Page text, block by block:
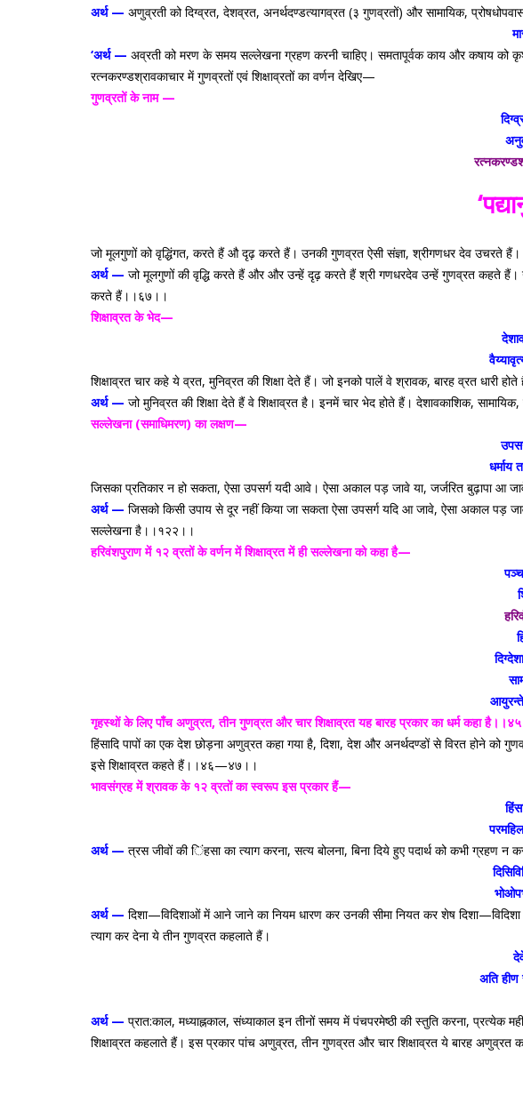
अर्थ — अणुव्रती को दिग्व्रत, देशव्रत, अनर्थदण्डत्यागव्रत (३ गुणव्रतों) और सामायिक,
‘अर्थ — अव्रती को मरण के समय सल्लेखना ग्रहण करनी चाहिए। समतापूर्वक काय और कषाय को
रत्नकरण्डश्रावकाचार में गुणव्रतों एवं शिक्षाव्रतों का वर्णन देखिए—
गुणव्रतों के नाम —
जो मूलगुणों को वृद्धिंगत, करते हैं औ दृढ़ करते हैं। उनकी गुणव्रत ऐसी संज्ञा, श्रीगणधर देव उचरते
अर्थ — जो मूलगुणों की वृद्धि करते हैं और और उन्हें दृढ़ करते हैं श्री गणधरदेव उन्हें गुणव्रत कहते हैं।
करते हैं।।६७।।
शिक्षाव्रत के भेद—
शिक्षाव्रत चार कहे ये व्रत, मुनिव्रत की शिक्षा देते हैं। जो इनको पालें वे श्रावक, बारह व्रत धारी
अर्थ — जो मुनिव्रत की शिक्षा देते हैं वे शिक्षाव्रत है। इनमें चार भेद होते हैं। देशावकाशिक,
सल्लेखना (समाधिमरण) का लक्षण—
धर्माय
जिसका प्रतिकार न हो सकता, ऐसा उपसर्ग यदी आवे। ऐसा अकाल पड़ जावे या, जर्जरित बुढ़ापा
अर्थ — जिसको किसी उपाय से दूर नहीं किया जा सकता ऐसा उपसर्ग यदि आ जावे, ऐसा अकाल पड़
सल्लेखना है।।१२२।।
हरिवंशपुराण में १२ व्रतों के वर्णन में शिक्षाव्रत में ही सल्लेखना को कहा है—
गृहस्थों के लिए पाँच अणुव्रत, तीन गुणव्रत और चार शिक्षाव्रत यह बारह प्रकार का धर्म कहा
हिंसादि पापों का एक देश छोड़ना अणुव्रत कहा गया है, दिशा, देश और अनर्थदण्डों से विरत होने
इसे शिक्षाव्रत कहते हैं।।४६—४७।।
भावसंग्रह में श्रावक के १२ व्रतों का स्वरूप इस प्रकार हैं—
अर्थ — त्रस जीवों की िंहसा का त्याग करना, सत्य बोलना, बिना दिये हुए पदार्थ को कभी ग्रहण
अर्थ — दिशा—विदिशाओं में आने जाने का नियम धारण कर उनकी सीमा नियत कर शेष दिशा—विदिशा
त्याग कर देना ये तीन गुणव्रत कहलाते हैं।
अति
अर्थ — प्रात:काल, मध्याह्नकाल, संध्याकाल इन तीनों समय में पंचपरमेष्ठी की स्तुति करना, प्रत्येक
शिक्षाव्रत कहलाते हैं। इस प्रकार पांच अणुव्रत, तीन गुणव्रत और चार शिक्षाव्रत ये बारह अणुव्रत